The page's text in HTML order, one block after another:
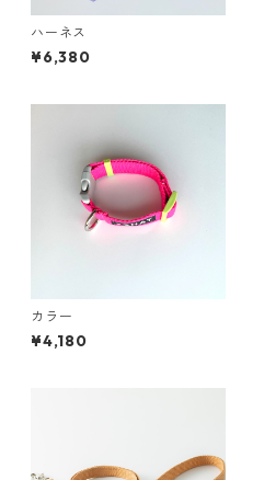
ハーネス
¥6,380
カラー
¥4,180